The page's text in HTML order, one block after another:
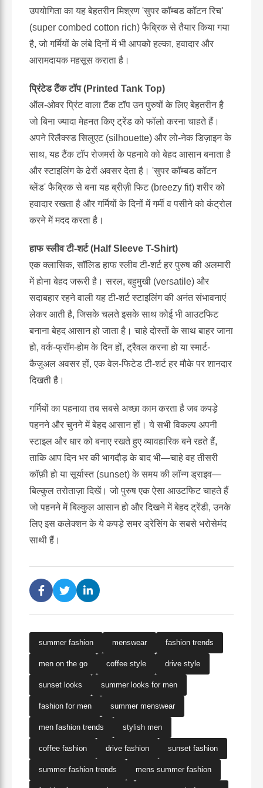
उपयोगिता का यह बेहतरीन मिश्रण 'सुपर कॉम्बड कॉटन रिच'
(super combed cotton rich) फैब्रिक से तैयार किया गया
है, जो गर्मियों के लंबे दिनों में भी आपको हल्का, हवादार और
आरामदायक महसूस कराता है।
प्रिंटेड टैंक टॉप (Printed Tank Top)
ऑल-ओवर प्रिंट वाला टैंक टॉप उन पुरुषों के लिए बेहतरीन है
जो बिना ज्यादा मेहनत किए ट्रेंड को फॉलो करना चाहते हैं।
अपने रिलैक्स्ड सिलुएट (silhouette) और लो-नेक डिज़ाइन के
साथ, यह टैंक टॉप रोजमर्रा के पहनावे को बेहद आसान बनाता है
और स्टाइलिंग के ढेरों अवसर देता है। 'सुपर कॉम्बड कॉटन
ब्लेंड' फैब्रिक से बना यह ब्रीज़ी फिट (breezy fit) शरीर को
हवादार रखता है और गर्मियों के दिनों में गर्मी व पसीने को कंट्रोल
करने में मदद करता है।
हाफ स्लीव टी-शर्ट (Half Sleeve T-Shirt)
एक क्लासिक, सॉलिड हाफ स्लीव टी-शर्ट हर पुरुष की अलमारी
में होना बेहद जरूरी है। सरल, बहुमुखी (versatile) और
सदाबहार रहने वाली यह टी-शर्ट स्टाइलिंग की अनंत संभावनाएं
लेकर आती है, जिसके चलते इसके साथ कोई भी आउटफिट
बनाना बेहद आसान हो जाता है। चाहे दोस्तों के साथ बाहर जाना
हो, वर्क-फ्रॉम-होम के दिन हों, ट्रैवल करना हो या स्मार्ट-
कैजुअल अवसर हों, एक वेल-फिटेड टी-शर्ट हर मौके पर शानदार
दिखती है।
गर्मियों का पहनावा तब सबसे अच्छा काम करता है जब कपड़े
पहनने और चुनने में बेहद आसान हों। ये सभी विकल्प अपनी
स्टाइल और धार को बनाए रखते हुए व्यावहारिक बने रहते हैं,
ताकि आप दिन भर की भागदौड़ के बाद भी—चाहे वह तीसरी
कॉफ़ी हो या सूर्यास्त (sunset) के समय की लॉन्ग ड्राइव—
बिल्कुल तरोताज़ा दिखें। जो पुरुष एक ऐसा आउटफिट चाहते हैं
जो पहनने में बिल्कुल आसान हो और दिखने में बेहद ट्रेंडी, उनके
लिए इस कलेक्शन के ये कपड़े समर ड्रेसिंग के सबसे भरोसेमंद
साथी हैं।
summer fashion menswear fashion trends
men on the go coffee style drive style
sunset looks summer looks for men
fashion for men summer menswear
men fashion trends stylish men
coffee fashion drive fashion sunset fashion
summer fashion trends mens summer fashion